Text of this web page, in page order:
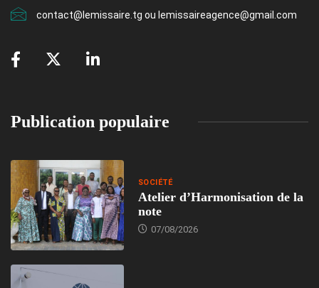
contact@lemissaire.tg ou lemissaireagence@gmail.com
Publication populaire
SOCIÉTÉ
Atelier d’Harmonisation de la
note
07/08/2026